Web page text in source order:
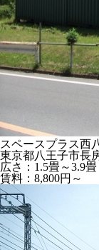
スペースプラス西
東京都八王子市長
広さ：1.5畳～3.9畳
賃料：8,800円～